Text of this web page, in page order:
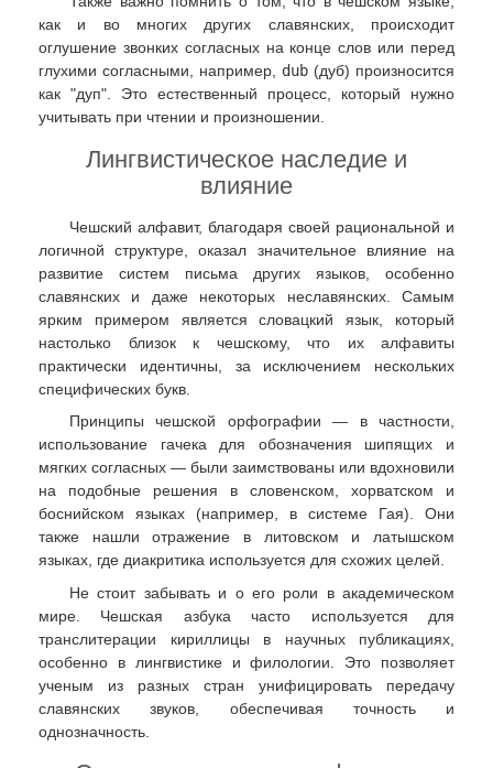
как и во многих других славянских, происходит
оглушение звонких согласных на конце слов или перед
глухими согласными, например, dub (дуб) произносится
как "дуп". Это естественный процесс, который нужно
учитывать при чтении и произношении.
Лингвистическое наследие и
влияние
Чешский алфавит, благодаря своей рациональной и
логичной структуре, оказал значительное влияние на
развитие систем письма других языков, особенно
славянских и даже некоторых неславянских. Самым
ярким примером является словацкий язык, который
настолько близок к чешскому, что их алфавиты
практически идентичны, за исключением нескольких
специфических букв.
Принципы чешской орфографии — в частности,
использование гачека для обозначения шипящих и
мягких согласных — были заимствованы или вдохновили
на подобные решения в словенском, хорватском и
боснийском языках (например, в системе Гая). Они
также нашли отражение в литовском и латышском
языках, где диакритика используется для схожих целей.
Не стоит забывать и о его роли в академическом
мире. Чешская азбука часто используется для
транслитерации кириллицы в научных публикациях,
особенно в лингвистике и филологии. Это позволяет
ученым из разных стран унифицировать передачу
славянских звуков, обеспечивая точность и
однозначность.